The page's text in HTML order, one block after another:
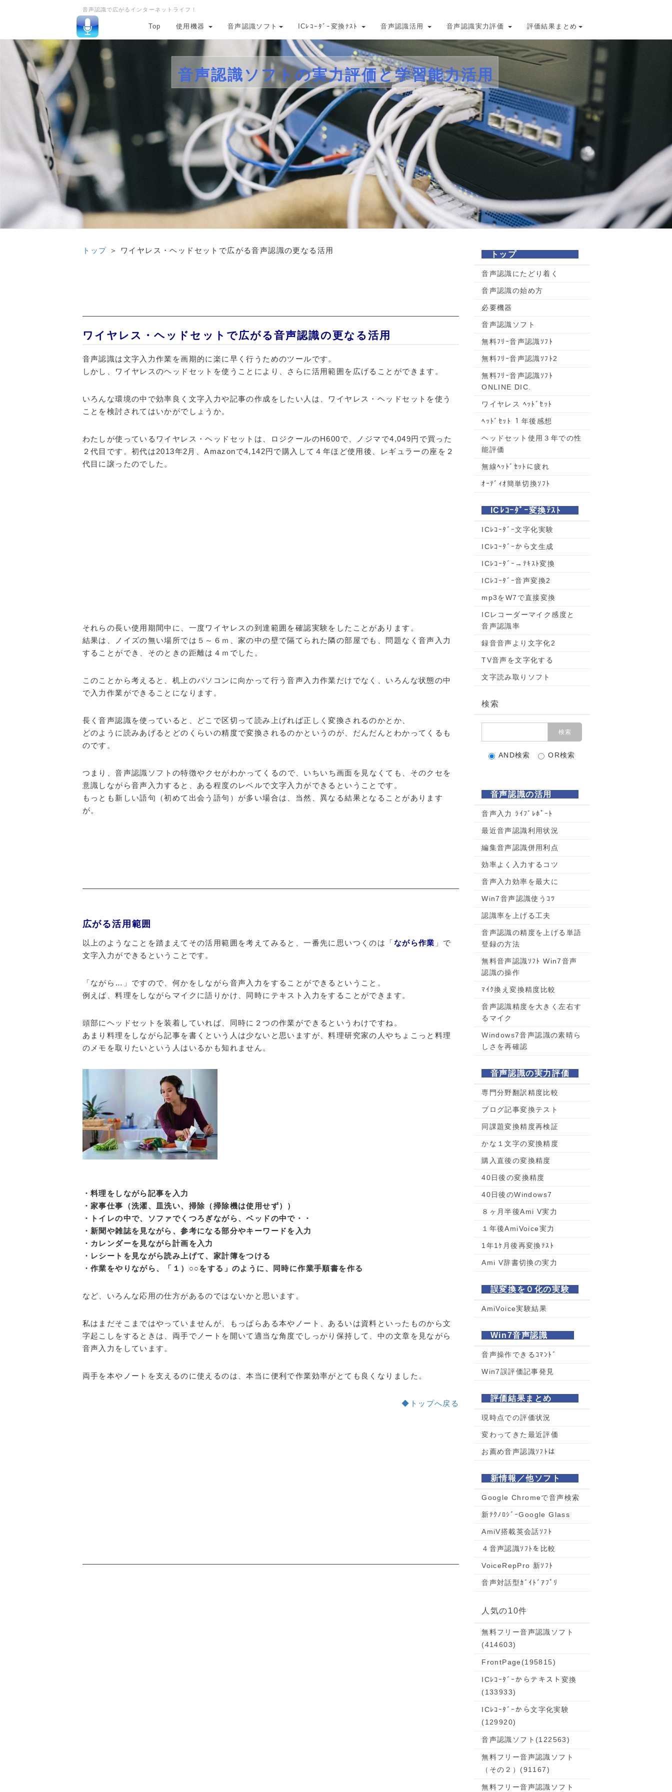
音声認識で広がるインターネットライフ！
Top 使用機器 音声認識ソフト ICﾚｺｰﾀﾞｰ変換ﾃｽﾄ 音声認識活用 音声認識実力評価 評価結果まとめ
音声認識ソフトの実力評価と学習能力活用
トップ ＞ ワイヤレス・ヘッドセットで広がる音声認識の更なる活用
ワイヤレス・ヘッドセットで広がる音声認識の更なる活用
音声認識は文字入力作業を画期的に楽に早く行うためのツールです。
しかし、ワイヤレスのヘッドセットを使うことにより、さらに活用範囲を広げることができます。
いろんな環境の中で効率良く文字入力や記事の作成をしたい人は、ワイヤレス・ヘッドセットを使う
ことを検討されてはいかがでしょうか。
わたしが使っているワイヤレス・ヘッドセットは、ロジクールのH600で、ノジマで4,049円で買った
２代目です。初代は2013年2月、Amazonで4,142円で購入して４年ほど使用後、レギュラーの座を２
代目に譲ったのでした。
それらの長い使用期間中に、一度ワイヤレスの到達範囲を確認実験をしたことがあります。
結果は、ノイズの無い場所では５～６ｍ、家の中の壁で隔てられた隣の部屋でも、問題なく音声入力
することができ、そのときの距離は４ｍでした。
このことから考えると、机上のパソコンに向かって行う音声入力作業だけでなく、いろんな状態の中
で入力作業ができることになります。
長く音声認識を使っていると、どこで区切って読み上げれば正しく変換されるのかとか、
どのように読みあげるとどのくらいの精度で変換されるのかというのが、だんだんとわかってくるも
のです。
つまり、音声認識ソフト の特徴やクセがわかってくるので、いちいち画面を見なくても、そのクセを
意識しながら音声入力すると、ある程度のレベルで文字入力ができるということです。
もっとも新しい語句（初めて出会う語句）が多い場合は、当然、異なる結果となることがあります
が。
広がる活用範囲
以上のようなことを踏まえてその活用範囲を考えてみると、一番先に思いつくのは「ながら作業 」で
文字入力ができるということです。
「ながら…」ですので、何かをしながら音声入力をすることができるということ。
例えば、料理をしながらマイクに語りかけ、同時にテキスト入力をすることができます。
頭部にヘッドセットを装着していれば、同時に２つの作業ができるというわけですね。
あまり料理をしながら記事を書くという人は少ないと思いますが、料理研究家の人やちょこっと料理
のメモを取りたいという人はいるかも知れません。
・料理をしながら記事を入力
・家事仕事（洗濯、皿洗い、掃除（掃除機は使用せず））
・トイレの中で、ソファでくつろぎながら、ベッドの中で・・
・新聞や雑誌を見ながら、参考になる部分やキーワードを入力
・カレンダーを見ながら計画を入力
・レシートを見ながら読み上げて、家計簿をつける
・作業をやりながら、「１）○○をする」のように、同時に作業手順書を作る
など、いろんな応用の仕方があるのではないかと思います。
私はまだそこまではやっていませんが、もっぱらある本やノート、あるいは資料といったものから文
字起こしをするときは、両手でノートを開いて適当な角度でしっかり保持して、中の文章を見ながら
音声入力をしています。
両手を本やノートを支えるのに使えるのは、本当に便利で作業効率がとても良くなりました。
◆トップへ戻る
トップ
音声認識にたどり着く
音声認識の始め方
必要機器
音声認識ソフト
無料ﾌﾘｰ音声認識ｿﾌﾄ
無料ﾌﾘｰ音声認識ｿﾌﾄ2
無料ﾌﾘｰ音声認識ｿﾌﾄ
ONLINE DIC.
ワイヤレス ﾍｯﾄﾞｾｯﾄ
ﾍｯﾄﾞｾｯﾄ １年後感想
ヘッドセット使用３年での性
能評価
無線ﾍｯﾄﾞｾｯﾄに疲れ
ｵｰﾃﾞｨｵ簡単切換ｿﾌﾄ
ICﾚｺｰﾀﾞｰ変換ﾃｽﾄ
ICﾚｺｰﾀﾞｰ文字化実験
ICﾚｺｰﾀﾞｰから文生成
ICﾚｺｰﾀﾞｰ→ﾃｷｽﾄ変換
ICﾚｺｰﾀﾞｰ音声変換2
mp3をW7で直接変換
ICレコーダーマイク感度と
音声認識率
録音音声より文字化2
TV音声を文字化する
文字読み取りソフト
検索
AND検索 OR検索
音声認識の活用
音声入力 ﾗｲﾌﾞﾚﾎﾟｰﾄ
最近音声認識利用状況
編集音声認識併用利点
効率よく入力するコツ
音声入力効率を最大に
Win7音声認識使うｺﾂ
認識率を上げる工夫
音声認識の精度を上げる単語
登録の方法
無料音声認識ｿﾌﾄ Win7音声
認識の操作
ﾏｲｸ換え変換精度比較
音声認識精度を大きく左右す
るマイク
Windows7音声認識の素晴ら
しさを再確認
音声認識の実力評価
専門分野翻訳精度比較
ブログ記事変換テスト
同課題変換精度再検証
かな１文字の変換精度
購入直後の変換精度
40日後の変換精度
40日後のWindows7
８ヶ月半後Ami V実力
１年後AmiVoice実力
1年1ｹ月後再変換ﾃｽﾄ
Ami V辞書切換の実力
誤変換を０化の実験
AmiVoice実験結果
Win7音声認識
音声操作できるｺﾏﾝﾄﾞ
Win7誤評価記事発見
評価結果まとめ
現時点での評価状況
変わってきた最近評価
お薦め音声認識ｿﾌﾄは
新情報／他ソフト
Google Chromeで音声検索
新ﾃｸﾉﾛｼﾞｰGoogle Glass
AmiV搭載英会話ｿﾌﾄ
４音声認識ｿﾌﾄを比較
VoiceRepPro 新ｿﾌﾄ
音声対話型ｶﾞｲﾄﾞｱﾌﾟﾘ
人気の10件
無料フリー音声認識ソフト
(414603)
FrontPage (195815)
ICﾚｺｰﾀﾞｰからテキスト変換
(133933)
ICﾚｺｰﾀﾞｰから文字化実験
(129920)
音声認識ソフト (122563)
無料フリー音声認識ソフト
（その２） (91167)
無料フリー音声認識ソフト